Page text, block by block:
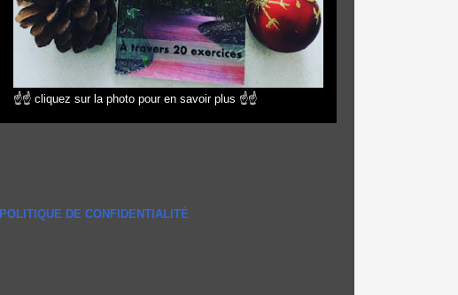
☝☝ cliquez sur la photo pour en savoir plus ☝☝
POLITIQUE DE CONFIDENTIALITÉ